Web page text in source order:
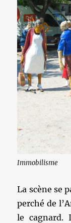
Immobilisme
La scène se
perché de
le cagnard.